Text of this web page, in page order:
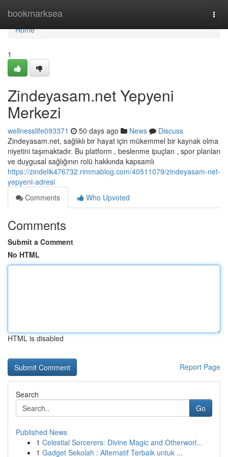
bookmarksea
Home
Home
1
Zindeyasam.net Yepyeni
Merkezi
wellnesslife093371 50 days ago News
Discuss
Zindeyasam.net, sağlıklı bir hayat için mükemmel bir kaynak olma
niyetini taşımaktadır. Bu platform , beslenme ipuçları , spor planları
ve duygusal sağlığının rolü hakkında kapsamlı
https://zindelik476732.rimmablog.com/40511079/zindeyasam-net-
yepyeni-adresi
Comments
Who Upvoted
Comments
Submit a Comment
No HTML
HTML is disabled
Report Page
Search
Go
Published News
1 Celestial Sorcerers: Divine Magic and Otherworl...
1 Gadget Sekolah : Alternatif Terbaik untuk ...